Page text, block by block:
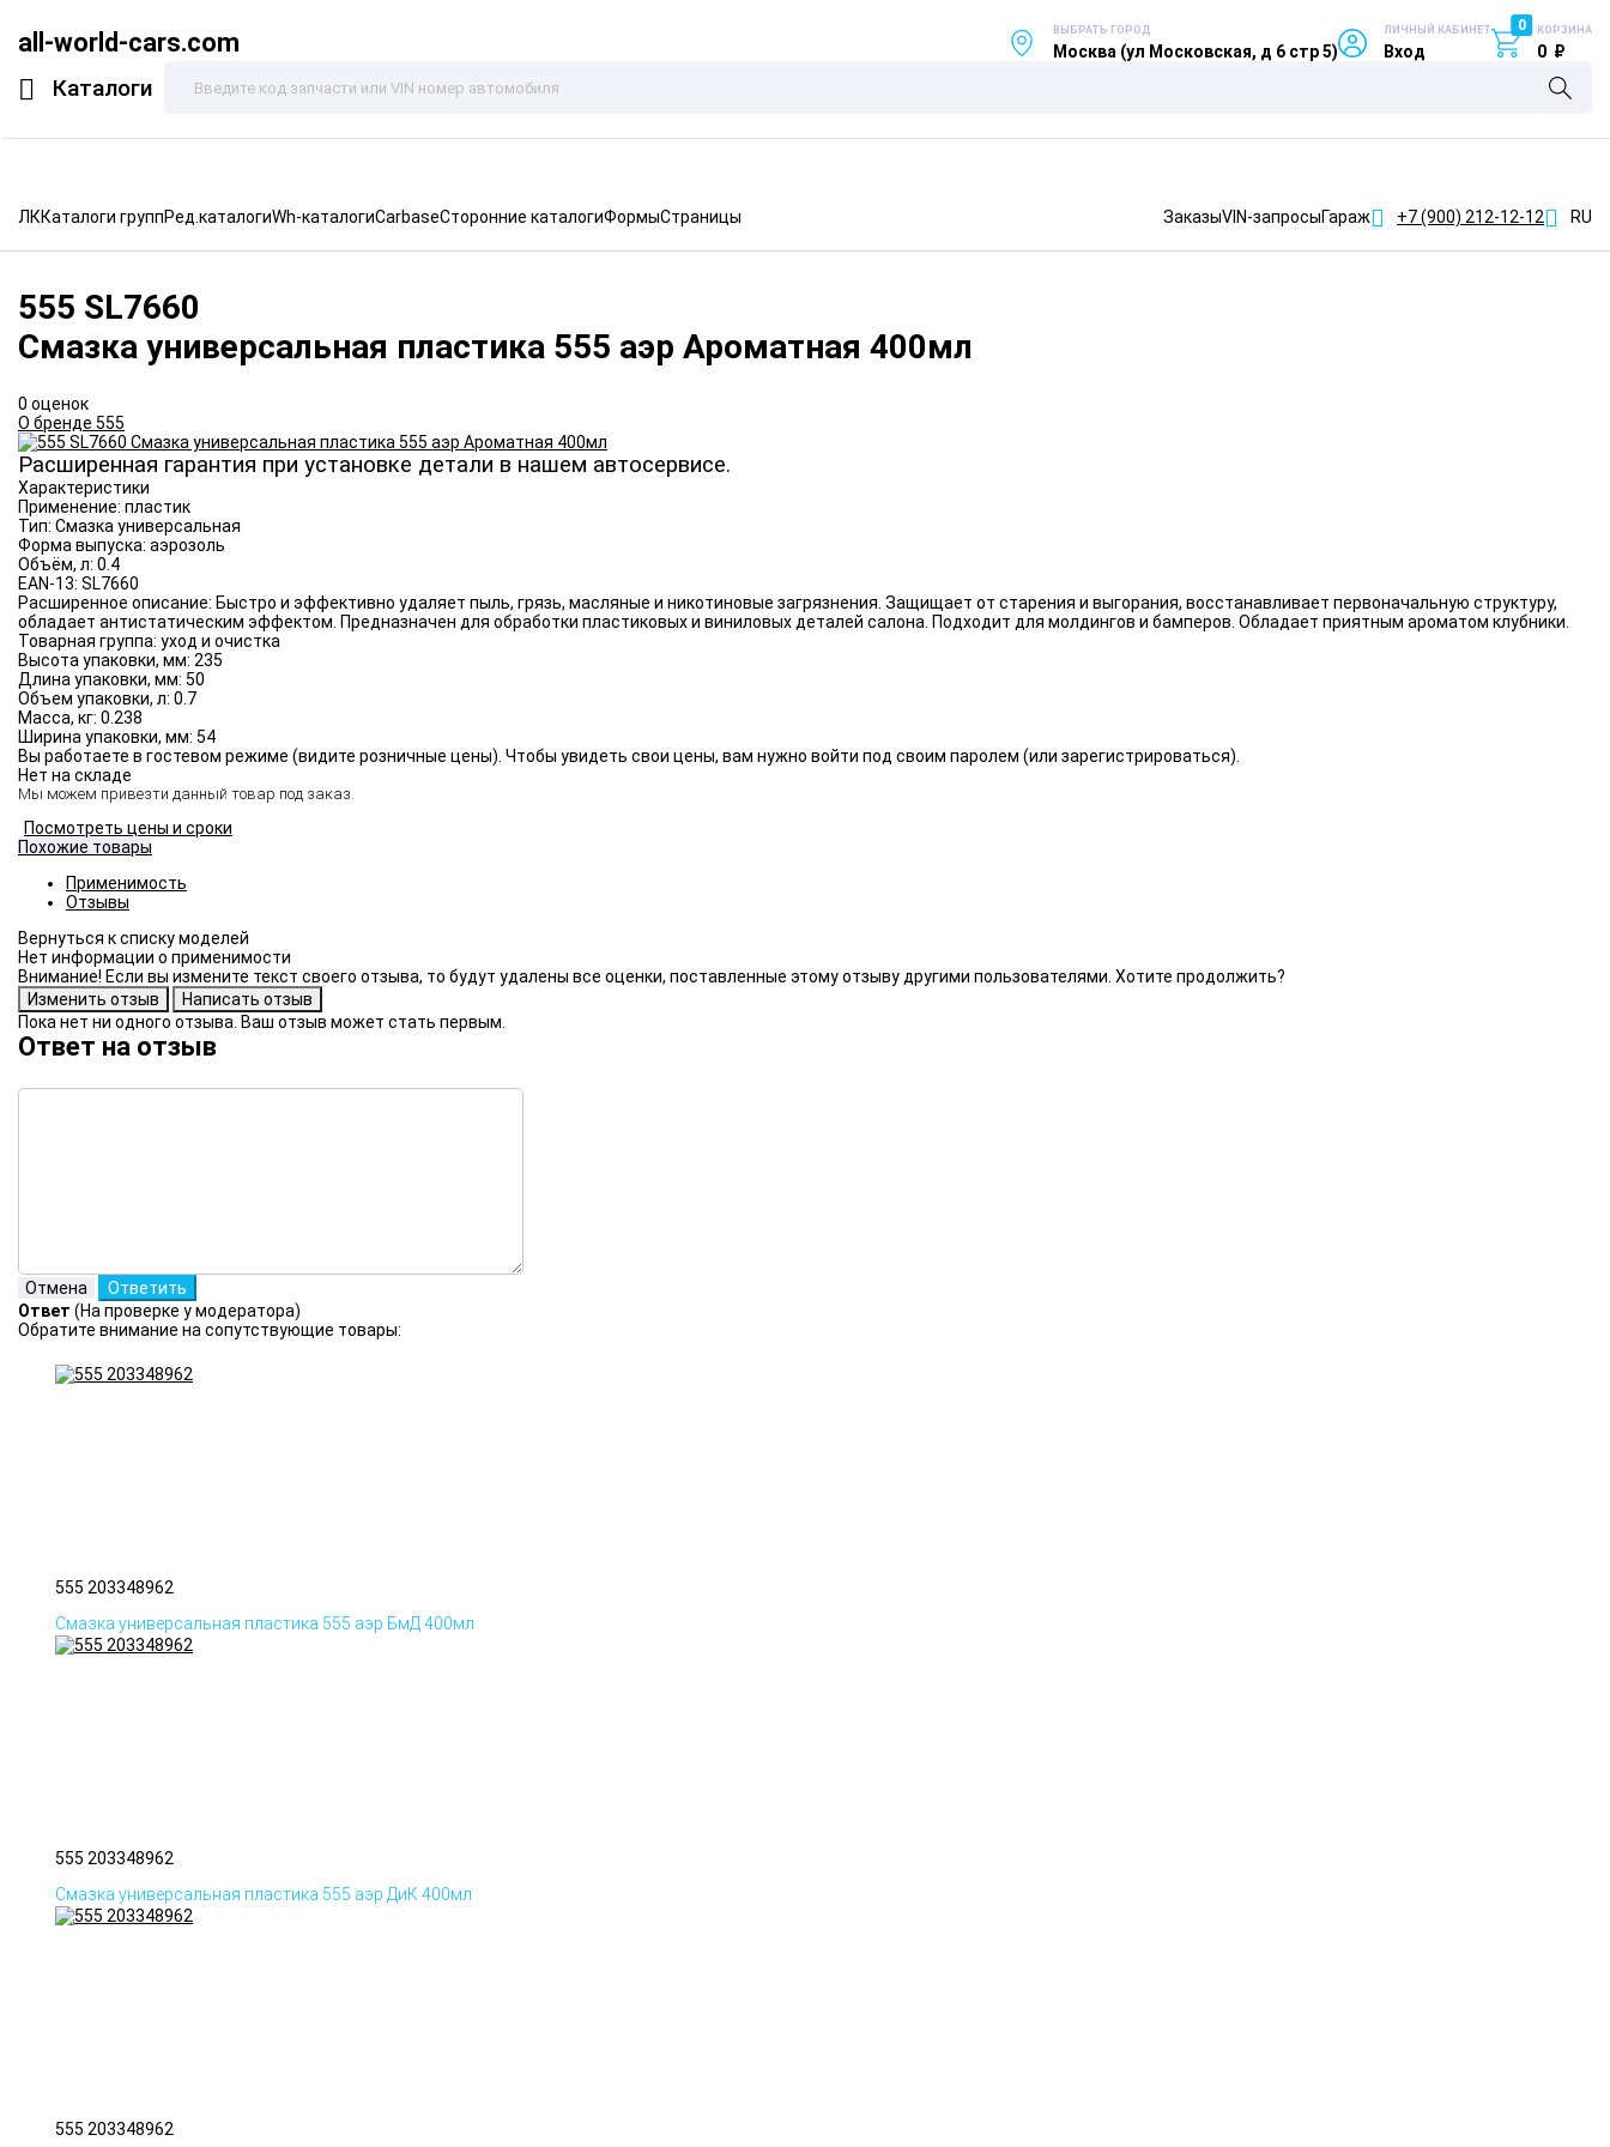
all-world-cars.com
Каталоги
ВЫБРАТЬ ГОРОД
Москва (ул Московская, д 6 стр 5)
ЛИЧНЫЙ КАБИНЕТ
Вход
0 КОРЗИНА
0 ₽
ЛККаталоги группРед.каталогиWh-каталогиCarbaseСторонние каталогиФормыСтраницы ЗаказыVIN-запросыГараж +7 (900) 212-12-12 RU
555 SL7660
Смазка универсальная пластика 555 аэр Ароматная 400мл
0 оценок
О бренде 555
Расширенная гарантия при установке детали в нашем автосервисе.
Характеристики
Применение: пластик
Тип: Смазка универсальная
Форма выпуска: аэрозоль
Объём, л: 0.4
EAN-13: SL7660
Расширенное описание: Быстро и эффективно удаляет пыль, грязь, масляные и никотиновые загрязнения. Защищает от старения и выгорания, восстанавливает первоначальную структуру,
обладает антистатическим эффектом. Предназначен для обработки пластиковых и виниловых деталей салона. Подходит для молдингов и бамперов. Обладает приятным ароматом клубники.
Товарная группа: уход и очистка
Высота упаковки, мм: 235
Длина упаковки, мм: 50
Объем упаковки, л: 0.7
Масса, кг: 0.238
Ширина упаковки, мм: 54
Вы работаете в гостевом режиме (видите розничные цены). Чтобы увидеть свои цены, вам нужно войти под своим паролем (или зарегистрироваться).
Нет на складе
Мы можем привезти данный товар под заказ.
Посмотреть цены и сроки
Похожие товары
Применимость
Отзывы
Нет информации о применимости
Внимание! Если вы измените текст своего отзыва, то будут удалены все оценки, поставленные этому отзыву другими пользователями. Хотите продолжить?
Пока нет ни одного отзыва. Ваш отзыв может стать первым.
Ответ на отзыв
Ответ (На проверке у модератора)
Обратите внимание на сопутствующие товары:
555 203348962
Смазка универсальная пластика 555 аэр БмД 400мл
555 203348962
Смазка универсальная пластика 555 аэр ДиК 400мл
555 203348962